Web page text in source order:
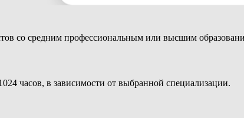
со средним профессиональным или высшим
часов, в зависимости от выбранной специализации.